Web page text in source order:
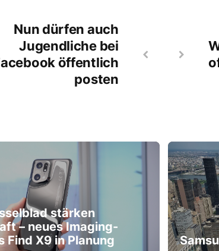
Nun dürfen auch
Jugendliche bei
öffentlich
posten
stärken
– neues Imaging-
Find X9 in Planung